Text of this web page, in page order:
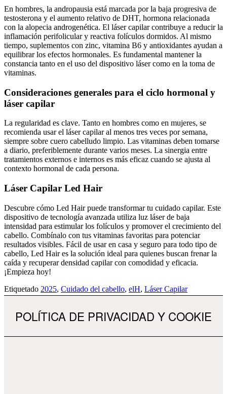
En hombres, la andropausia está marcada por la baja progresiva de
testosterona y el aumento relativo de DHT, hormona relacionada
con la alopecia androgenética. El láser capilar contribuye a reducir la
inflamación perifolicular y reactiva folículos dormidos. Al mismo
tiempo, suplementos con zinc, vitamina B6 y antioxidantes ayudan a
equilibrar los efectos hormonales. Es fundamental mantener la
constancia tanto en el uso del dispositivo láser como en la toma de
vitaminas.
Consideraciones generales para el ciclo hormonal y
láser capilar
La regularidad es clave. Tanto en hombres como en mujeres, se
recomienda usar el láser capilar al menos tres veces por semana,
siempre sobre cuero cabelludo limpio. Las vitaminas deben tomarse
a diario, preferiblemente durante varios meses. La sinergia entre
tratamientos externos e internos es más eficaz cuando se ajusta al
contexto hormonal de cada persona.
Láser Capilar Led Hair
Descubre cómo Led Hair puede transformar tu cuidado capilar. Este
dispositivo de tecnología avanzada utiliza luz láser de baja
intensidad para estimular los folículos y promover el crecimiento del
cabello. Combínalo con tus vitaminas favoritas para potenciar
resultados visibles. Fácil de usar en casa y seguro para todo tipo de
cabello, Led Hair es la solución ideal para quienes buscan frenar la
caída y recuperar densidad capilar con comodidad y eficacia.
¡Empieza hoy!
Etiquetado 2025, Cuidado del cabello, elH, Láser Capilar
POLÍTICA DE PRIVACIDAD Y COOKIE